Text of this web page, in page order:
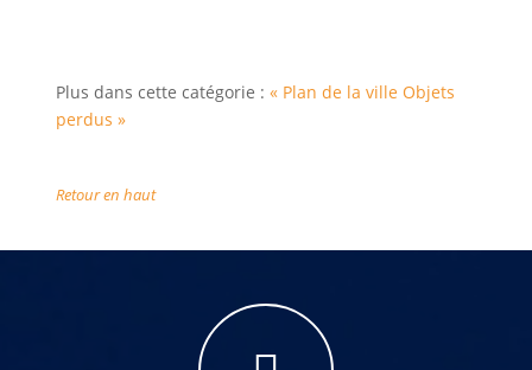
Plus dans cette catégorie : « Plan de la ville Objets
perdus »
Retour en haut